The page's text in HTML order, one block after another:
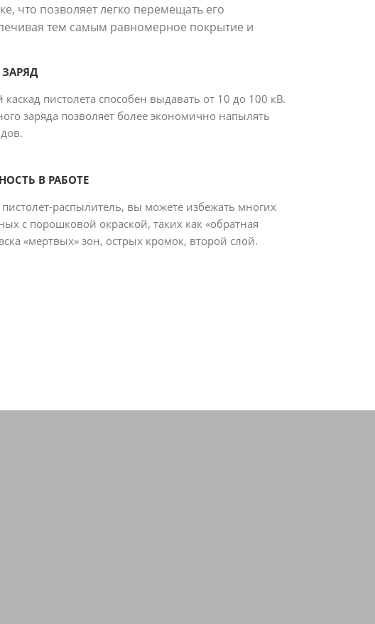
что позволяет легко перемещать его
тем самым равномерное покрытие и
пистолета способен выдавать от 10 до 100 кВ.
заряда позволяет более экономично напылять
В РАБОТЕ
пистолет-распылитель, вы можете избежать многих
с порошковой окраской, таких как «обратная
«мертвых» зон, острых кромок, второй слой.